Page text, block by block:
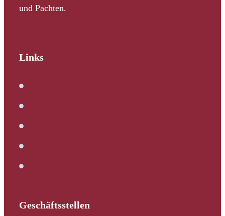
und Pachten.
Links
Geschäftsstellen